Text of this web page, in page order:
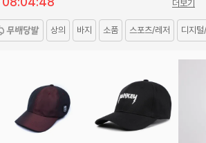
더보기
상의 바지 소품 스포츠/레저 디지